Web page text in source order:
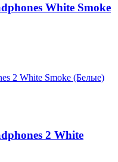
White Smoke
2 White